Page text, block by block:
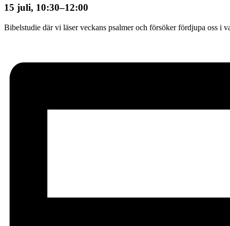
15 juli, 10:30–12:00
Bibelstudie där vi läser veckans psalmer och försöker fördjupa oss i